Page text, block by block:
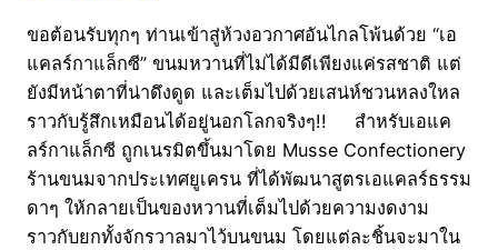
ขอต้อนรับทุกๆ ท่านเข้าสู่ห้วงอวกาศอันไกลโพ้นด้วย “เอ
แคลร์กาแล็กซี” ขนมหวานที่ไม่ได้มีดีเพียงแค่รสชาติ แต่
ยังมีหน้าตาที่น่าดึงดูด และเต็มไปด้วยเสน่ห์ชวนหลงใหล
ราวกับรู้สึกเหมือนได้อยู่นอกโลกจริงๆ!! สำหรับเอแค
ลร์กาแล็กซี ถูกเนรมิตขึ้นมาโดย Musse Confectionery
ร้านขนมจากประเทศยูเครน ที่ได้พัฒนาสูตรเอแคลร์ธรรม
ดาๆ ให้กลายเป็นของหวานที่เต็มไปด้วยความงดงาม
ราวกับยกทั้งจักรวาลมาไว้บนขนม โดยแต่ละชิ้นจะมาใน